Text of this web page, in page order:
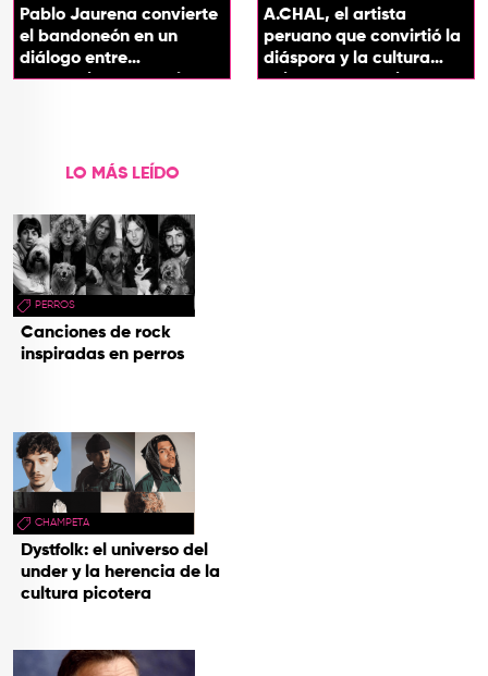
Pablo Jaurena convierte
el bandoneón en un
diálogo entre
generaciones con el
A.CHAL, el artista
peruano que convirtió la
diáspora y la cultura
chicha en su sonido
LO MÁS LEÍDO
PERROS
Canciones de rock
inspiradas en perros
CHAMPETA
Dystfolk: el universo del
under y la herencia de la
cultura picotera